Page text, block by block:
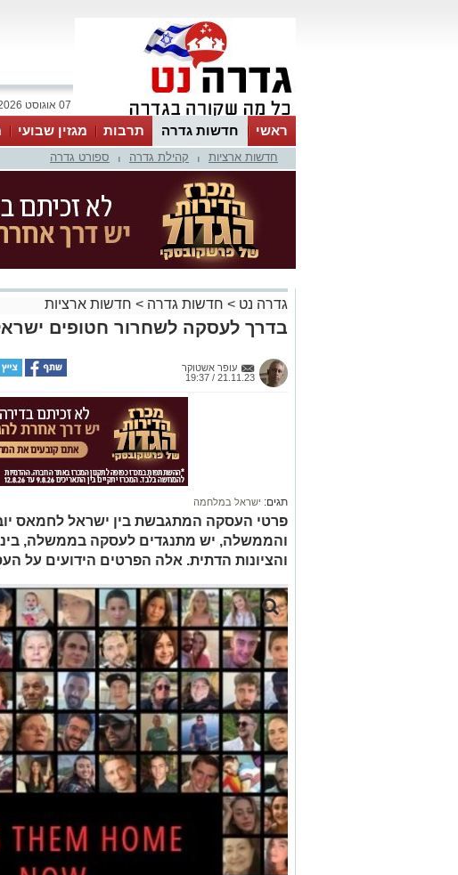
07 אוגוסט 2026 / 10:49
ראשי חדשות גדרה תרבות מגזין שבועי
חדשות ארציות קהילת גדרה ספורט גדרה
גדרה נט > חדשות גדרה > חדשות ארציות
בדרך לעסקה לשחרור חטופים
עופר אשטוקר
21.11.23 / 19:37
תגים: ישראל במלחמה
פרטי העסקה המתגבשת בין ישראל לחמאס
והממשלה, יש מתנגדים לעסקה בממשלה,
והציונות הדתית. אלה הפרטים הידועים על